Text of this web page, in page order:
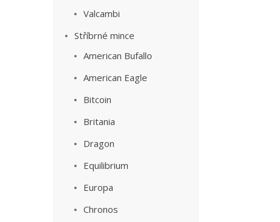
Valcambi
Stříbrné mince
American Bufallo
American Eagle
Bitcoin
Britania
Dragon
Equilibrium
Europa
Chronos